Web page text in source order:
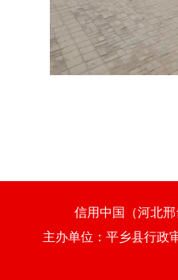
信用中国（河北邢
主办单位：平乡县行政